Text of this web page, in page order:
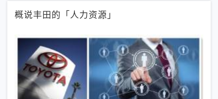
概说丰田的「人力资源」